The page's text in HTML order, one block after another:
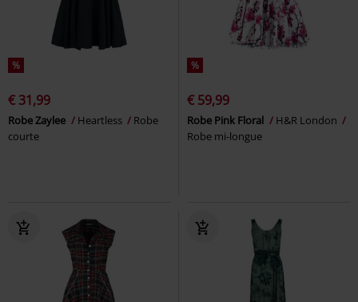
%
€ 31,99
Robe Zaylee Heartless
Robe
courte
%
€ 59,99
Robe Pink Floral
H&R London
Robe mi-longue